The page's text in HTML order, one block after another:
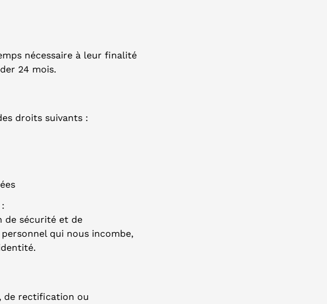
nécessaire à leur finalité
24 mois.
droits suivants :
de sécurité et de
qui nous incombe,
de rectification ou